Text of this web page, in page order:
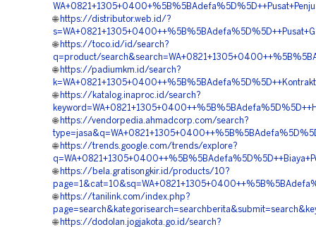
🌐 https://distributor.web.id/?
🌐 https://toco.id/id/search?
q=product/
🌐 https://padiumkm.id/search?
🌐 https://katalog.inaproc.id/search?
🌐 https://vendorpedia.ahmadcorp.com/search?
🌐 https://trends.google.com/trends/explore?
🌐 https://bela.gratisongkir.id/products/10?
🌐 https://tanilink.com/index.php?
🌐 https://dodolan.jogjakota.go.id/search?